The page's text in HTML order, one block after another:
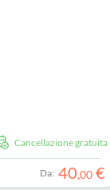
Cancellazione gratuita
Da: 40,00 €